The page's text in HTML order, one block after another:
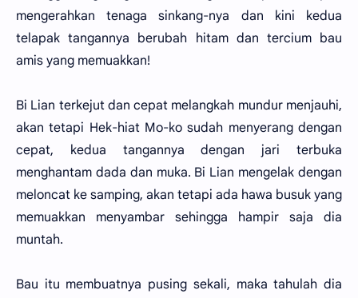
mengerahkan tenaga sinkang-nya dan kini kedua
telapak tangannya berubah hitam dan tercium bau
amis yang memuakkan!
Bi Lian terkejut dan cepat melangkah mundur menjauhi,
akan tetapi Hek-hiat Mo-ko sudah menyerang dengan
cepat, kedua tangannya dengan jari terbuka
menghantam dada dan muka. Bi Lian mengelak dengan
meloncat ke samping, akan tetapi ada hawa busuk yang
memuakkan menyambar sehingga hampir saja dia
muntah.
Bau itu membuatnya pusing sekali, maka tahulah dia